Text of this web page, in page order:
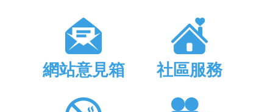
網站意見箱 社區服務